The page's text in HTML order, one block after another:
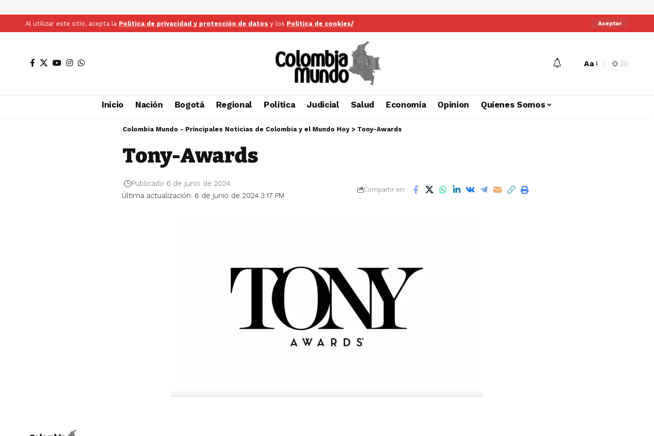
Al utilizar este sitio, acepta la Politica de privacidad y protección de datos y los Politica de cookies/ Aceptar
Aa
Inicio Nación Bogotá Regional Política Judicial Salud Economía Opinion Quienes Somos
Colombia Mundo - Principales Noticias de Colombia y el Mundo Hoy> Tony-Awards
Tony-Awards
Última actualización: 6 de junio de 2024 3:17 PM
Publicado 6 de junio de 2024
Compartir en: